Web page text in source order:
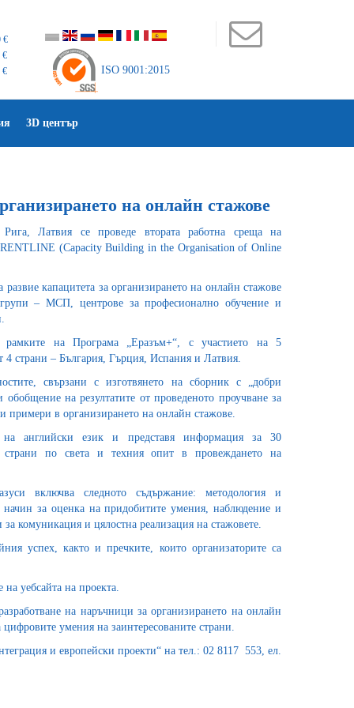
€
€
€
ISO 9001:2015
3D център
на онлайн стажове
Латвия се проведе втората работна среща на
(Capacity Building in the Organisation of Online
развие капацитета за организирането на онлайн стажове
– МСП, центрове за професионално обучение и
рамките на Програма „Еразъм+“, с участието на 5
4 страни – България, Гърция, Испания и Латвия.
свързани с изготвянето на сборник с „добри
на резултатите от проведеното проучване за
примери в организирането на онлайн стажове.
на английски език и представя информация за 30
страни по света и техния опит в провеждането на
включва следното съдържание: методология и
начин за оценка на придобитите умения, наблюдение и
комуникация и цялостна реализация на стажовете.
успех, както и пречките, които организаторите са
уебсайта на проекта.
на наръчници за организирането на онлайн
умения на заинтересованите страни.
и европейски проекти“ на тел.: 02 8117 553, ел.